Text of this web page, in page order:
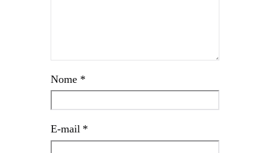
Nome *
E-mail *